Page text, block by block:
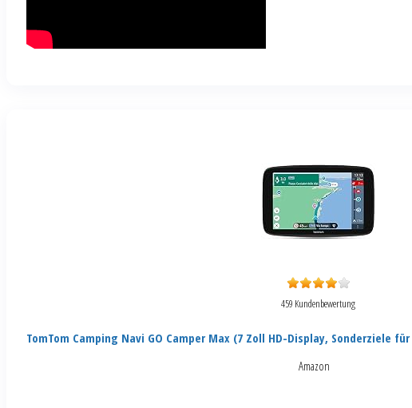
459 Kundenbewertung
TomTom Camping Navi GO Camper Max (7 Zoll HD-Display, Sonderziele
Amazon